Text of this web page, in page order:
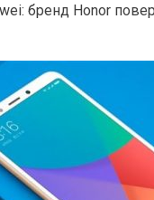
бренд Honor